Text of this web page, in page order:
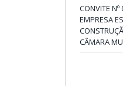
CONVITE
EMPRESA
CÂMARA